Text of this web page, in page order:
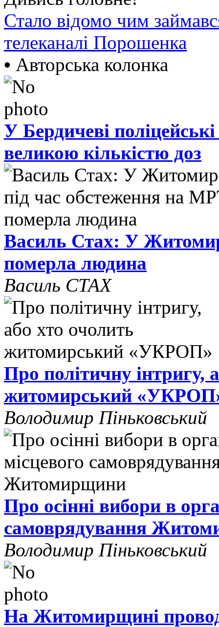
Стало відомо чим
телеканалі Порошенка
• Авторська колонка
У Бердичеві
великою кількістю доз
Василь Стах: У
померла людина
Василь СТАХ
Про політичну інтригу,
житомирський
Володимир Піньковський
Про осінні вибори в
самоврядування
Володимир Піньковський
На Житомирщині